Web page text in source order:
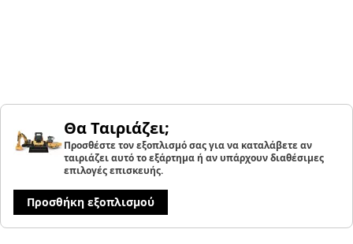
Θα Ταιριάζει;
Προσθέστε τον εξοπλισμό σας για να καταλάβετε αν
ταιριάζει αυτό το εξάρτημα ή αν υπάρχουν διαθέσιμες
επιλογές επισκευής.
Προσθήκη εξοπλισμού